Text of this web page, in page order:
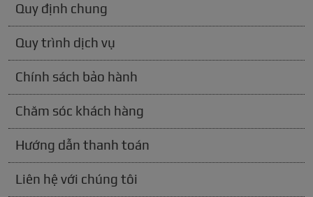
Quy định chung
Quy trình dịch vụ
Chính sách bảo hành
Chăm sóc khách hàng
Hướng dẫn thanh toán
Liên hệ với chúng tôi